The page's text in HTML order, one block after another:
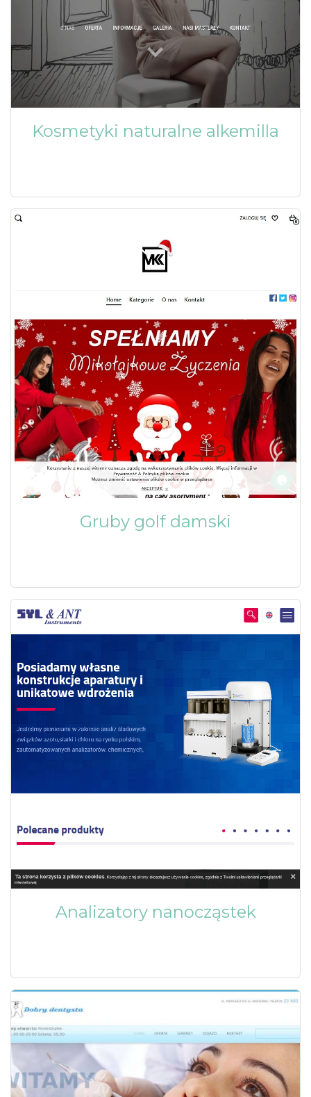
Kosmetyki naturalne alkemilla
Gruby golf damski
Analizatory nanocząstek